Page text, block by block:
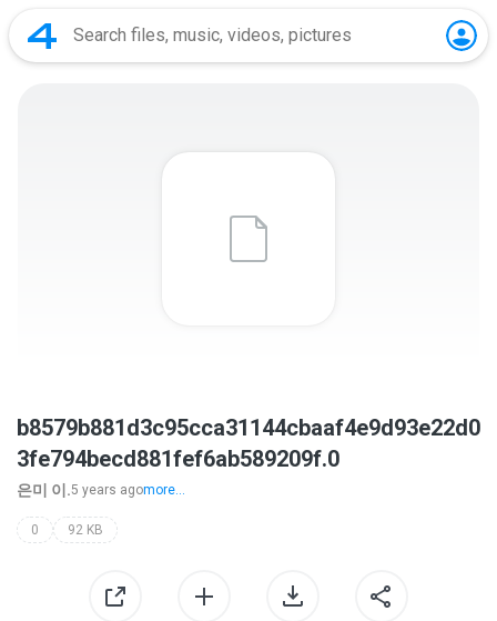
b8579b881d3c95cca31144cbaaf4e9d93e22d0
3fe794becd881fef6ab589209f.0
은미 이.5 years agomore...
0 92 KB